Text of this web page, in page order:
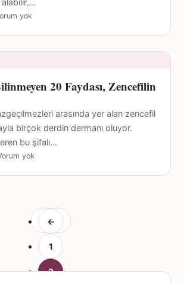
yok
20 Faydası, Zencefilin
arasında yer alan zencefil
birçok derdin dermanı oluyor.
bu şifalı…
yok
←
1
2